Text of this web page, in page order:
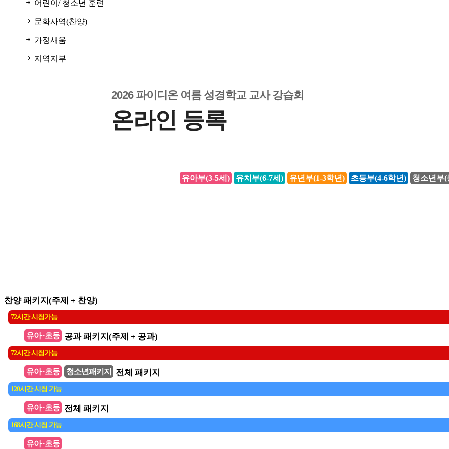
어린이/ 청소년 훈련
문화사역(찬양)
가정새움
지역지부
2026 파이디온 여름 성경학교 교사 강습회
온라인 등록
유아부(3-5세) 유치부(6-7세) 유년부(1-3학년) 초등부(4-6학년) 청소년부(
찬양 패키지(주제 + 찬양)
72시간 시청가능
유아~초등 공과 패키지(주제 + 공과)
72시간 시청가능
유아~초등 청소년패키지 전체 패키지
120시간 시청 가능
유아~초등 전체 패키지
168시간 시청 가능
유아~초등